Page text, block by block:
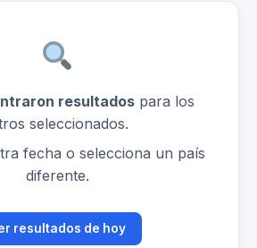
resultadospara los
seleccionados.
fecha o selecciona un país
diferente.
resultados de hoy